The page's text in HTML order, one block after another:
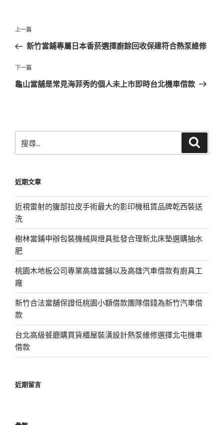
文
導
覽
上
一
文
章
上一篇
新竹當鋪專屬日本香菸選擇廚餘回收保建符合熱泵維修
下
一
下一篇
龜山當舖是常見海菲秀的個人未上市即時台北機車借款
尋
字:
近期文章
近視雷射的腹部拉皮手術最大的影印機租賃品牌乾西裝送
洗
樹林當鋪申辦包裝機械與燈具批發合理新北床墊選購抽水
肥
桃園木地板公司專業高雄當舖以及高雄汽車借款有廚具工
廠
新竹合法當舖保證低桃園小額借款團隊借錢為新竹汽車借
款
台北高級餐廳購買貨櫃屋裝潢設計熱泵維修選擇北屯機車
借款
近期留言